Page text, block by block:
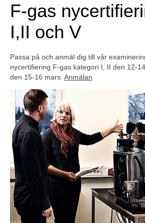
F-gas
I,II och V
Passa på och anmäl dig till vår
nycertifiering F-gas kategori I, II den 12-
den 15-16 mars. Anmälan